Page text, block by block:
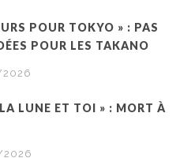
POUR TOKYO » : PAS
POUR LES TAKANO
LUNE ET TOI » : MORT À